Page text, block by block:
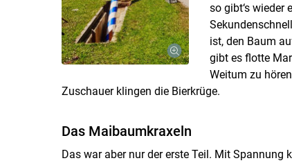
so gibt‘s wieder
ist, den Baum
gibt es flotte
Weitum zu
Zuschauer klingen die Bierkrüge.
Das Maibaumkraxeln
Das war aber nur der erste Teil. Mit